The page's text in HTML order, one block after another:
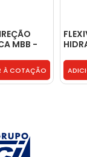
MBB -
À COTAÇÃO